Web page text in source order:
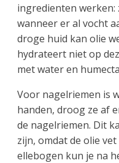
ingredienten
wanneer er al vocht
droge huid kan olie
hydrateert niet op
met water en
Voor nagelriemen is
handen, droog ze af
de nagelriemen. Dit
zijn, omdat de olie
ellebogen kun je na